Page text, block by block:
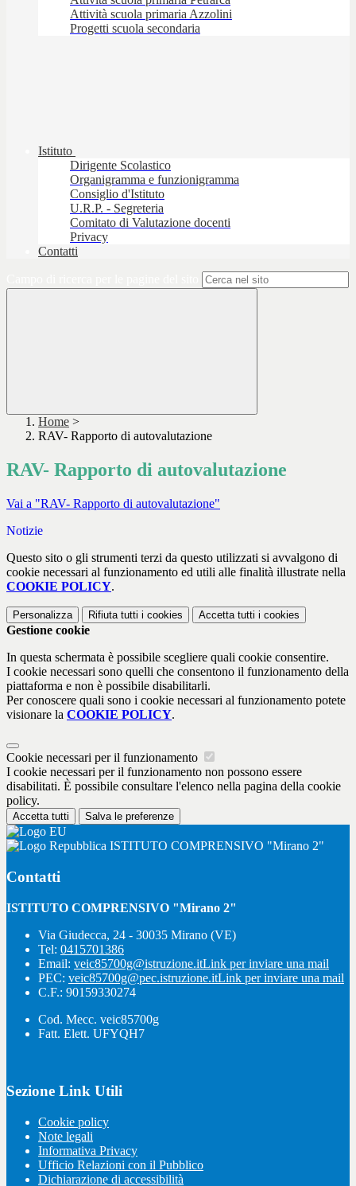
Attività scuola primaria Azzolini
Progetti scuola secondaria
Istituto
Dirigente Scolastico
Organigramma e funzionigramma
Consiglio d'Istituto
U.R.P. - Segreteria
Comitato di Valutazione docenti
Privacy
Contatti
Home >
RAV- Rapporto di autovalutazione
RAV- Rapporto di autovalutazione
Vai a "RAV- Rapporto di autovalutazione"
Notizie
Questo sito o gli strumenti terzi da questo utilizzati si avvalgono di
cookie necessari al funzionamento ed utili alle finalità illustrate nella
COOKIE POLICY.
Personalizza Rifiuta tutti i cookies Accetta tutti i cookies
Gestione cookie
In questa schermata è possibile scegliere quali cookie consentire.
I cookie necessari sono quelli che consentono il funzionamento della
piattaforma e non è possibile disabilitarli.
Per conoscere quali sono i cookie necessari al funzionamento potete
visionare la COOKIE POLICY.
Cookie necessari per il funzionamento
I cookie necessari per il funzionamento non possono essere
disabilitati. È possibile consultare l'elenco nella pagina della cookie
policy.
Accetta tutti Salva le preferenze
ISTITUTO COMPRENSIVO "Mirano 2"
Contatti
ISTITUTO COMPRENSIVO "Mirano 2"
Via Giudecca, 24 - 30035 Mirano (VE)
Tel: 0415701386
Email: veic85700g@istruzione.itLink per inviare una mail
PEC: veic85700g@pec.istruzione.itLink per inviare una mail
C.F.: 90159330274
Cod. Mecc. veic85700g
Fatt. Elett. UFYQH7
Sezione Link Utili
Cookie policy
Note legali
Informativa Privacy
Ufficio Relazioni con il Pubblico
Dichiarazione di accessibilità